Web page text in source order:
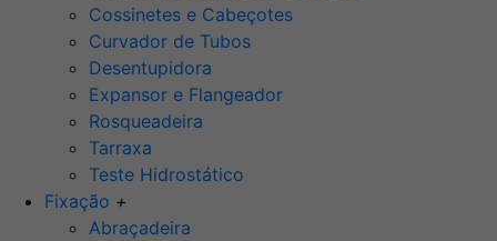
Cossinetes e Cabeçotes
Curvador de Tubos
Desentupidora
Expansor e Flangeador
Rosqueadeira
Tarraxa
Teste Hidrostático
Fixação +
Abraçadeira